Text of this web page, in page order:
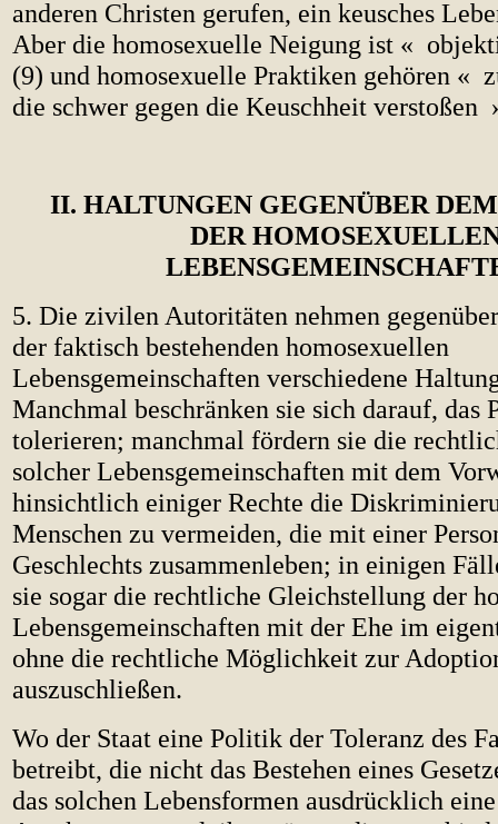
anderen Christen gerufen, ein keusches
Aber die homosexuelle Neigung ist «
(9) und homosexuelle Praktiken gehören «
die schwer gegen die Keuschheit verstoßen
II. HALTUNGEN GEGENÜBER
DER
5. Die zivilen Autoritäten nehmen
der faktisch bestehenden homosexuellen
Lebensgemeinschaften verschiedene
Manchmal beschränken sie sich darauf, das
tolerieren; manchmal fördern sie die
solcher Lebensgemeinschaften mit dem
hinsichtlich einiger Rechte die
Menschen zu vermeiden, die mit einer
Geschlechts zusammenleben; in einigen
sie sogar die rechtliche Gleichstellung der
Lebensgemeinschaften mit der Ehe im
ohne die rechtliche Möglichkeit zur
auszuschließen.
Wo der Staat eine Politik der Toleranz des
betreibt, die nicht das Bestehen eines
das solchen Lebensformen ausdrücklich